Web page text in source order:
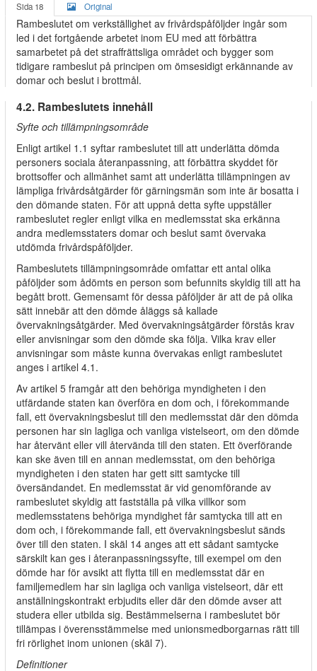
Sida 18 Original
Rambeslutet om verkställighet av frivårdspåföljder ingår som
led i det fortgående arbetet inom EU med att förbättra
samarbetet på det straffrättsliga området och bygger som
tidigare rambeslut på principen om ömsesidigt erkännande av
domar och beslut i brottmål.
4.2. Rambeslutets innehåll
Syfte och tillämpningsområde
Enligt artikel 1.1 syftar rambeslutet till att underlätta dömda
personers sociala återanpassning, att förbättra skyddet för
brottsoffer och allmänhet samt att underlätta tillämpningen av
lämpliga frivårdsåtgärder för gärningsmän som inte är bosatta i
den dömande staten. För att uppnå detta syfte uppställer
rambeslutet regler enligt vilka en medlemsstat ska erkänna
andra medlemsstaters domar och beslut samt övervaka
utdömda frivårdspåföljder.
Rambeslutets tillämpningsområde omfattar ett antal olika
påföljder som ådömts en person som befunnits skyldig till att ha
begått brott. Gemensamt för dessa påföljder är att de på olika
sätt innebär att den dömde åläggs så kallade
övervakningsåtgärder. Med övervakningsåtgärder förstås krav
eller anvisningar som den dömde ska följa. Vilka krav eller
anvisningar som måste kunna övervakas enligt rambeslutet
anges i artikel 4.1.
Av artikel 5 framgår att den behöriga myndigheten i den
utfärdande staten kan överföra en dom och, i förekommande
fall, ett övervakningsbeslut till den medlemsstat där den dömda
personen har sin lagliga och vanliga vistelseort, om den dömde
har återvänt eller vill återvända till den staten. Ett överförande
kan ske även till en annan medlemsstat, om den behöriga
myndigheten i den staten har gett sitt samtycke till
översändandet. En medlemsstat är vid genomförande av
rambeslutet skyldig att fastställa på vilka villkor som
medlemsstatens behöriga myndighet får samtycka till att en
dom och, i förekommande fall, ett övervakningsbeslut sänds
över till den staten. I skäl 14 anges att ett sådant samtycke
särskilt kan ges i återanpassningssyfte, till exempel om den
dömde har för avsikt att flytta till en medlemsstat där en
familjemedlem har sin lagliga och vanliga vistelseort, där ett
anställningskontrakt erbjudits eller där den dömde avser att
studera eller utbilda sig. Bestämmelserna i rambeslutet bör
tillämpas i överensstämmelse med unionsmedborgarnas rätt till
fri rörlighet inom unionen (skäl 7).
Definitioner